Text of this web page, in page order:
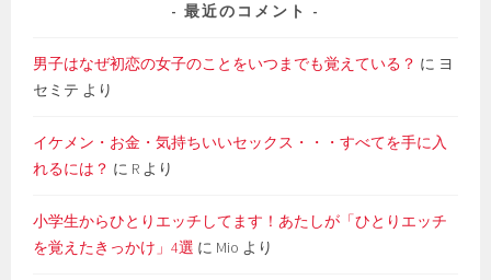
最近のコメント
男子はなぜ初恋の女子のことをいつまでも覚えている？ に ヨ
セミテ より
イケメン・お金・気持ちいいセックス・・・すべてを手に入
れるには？ に R より
小学生からひとりエッチしてます！あたしが「ひとりエッチ
を覚えたきっかけ」4選 に Mio より